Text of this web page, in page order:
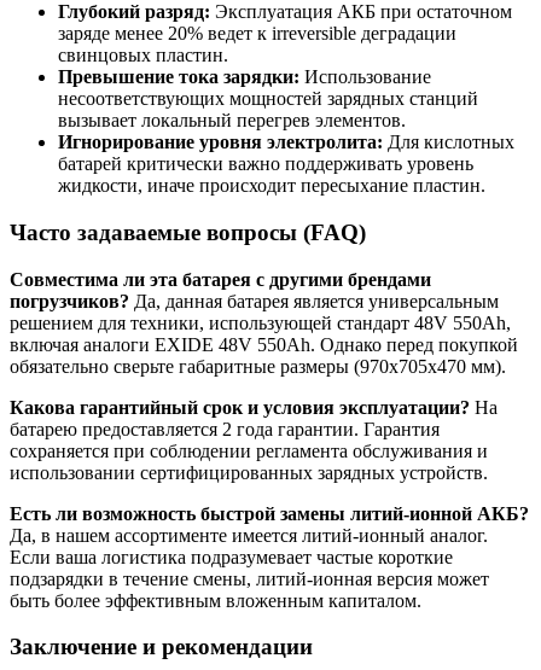
Глубокий разряд: Эксплуатация АКБ при остаточном
заряде менее 20% ведет к irreversible деградации
свинцовых пластин.
Превышение тока зарядки: Использование
несоответствующих мощностей зарядных станций
вызывает локальный перегрев элементов.
Игнорирование уровня электролита: Для кислотных
батарей критически важно поддерживать уровень
жидкости, иначе происходит пересыхание пластин.
Часто задаваемые вопросы (FAQ)
Совместима ли эта батарея с другими брендами
погрузчиков? Да, данная батарея является универсальным
решением для техники, использующей стандарт 48V 550Ah,
включая аналоги EXIDE 48V 550Ah. Однако перед покупкой
обязательно сверьте габаритные размеры (970x705x470 мм).
Какова гарантийный срок и условия эксплуатации? На
батарею предоставляется 2 года гарантии. Гарантия
сохраняется при соблюдении регламента обслуживания и
использовании сертифицированных зарядных устройств.
Есть ли возможность быстрой замены литий-ионной АКБ?
Да, в нашем ассортименте имеется литий-ионный аналог.
Если ваша логистика подразумевает частые короткие
подзарядки в течение смены, литий-ионная версия может
быть более эффективным вложенным капиталом.
Заключение и рекомендации